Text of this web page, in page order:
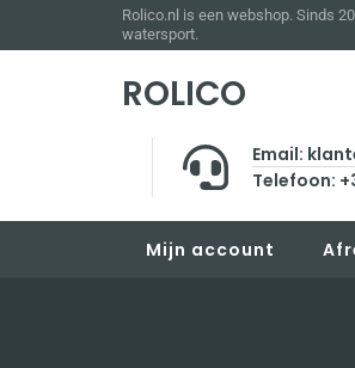
Rolico.nl is een webshop. Sinds
watersport.
ROLICO
Email:
Telefoon:
Mijn account